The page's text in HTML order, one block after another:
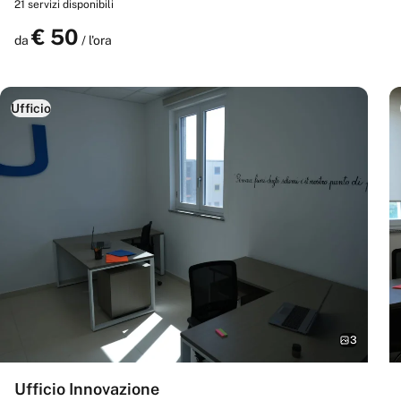
21 servizi disponibili
da € 50 / l'ora
Ufficio
3
Ufficio Innovazione